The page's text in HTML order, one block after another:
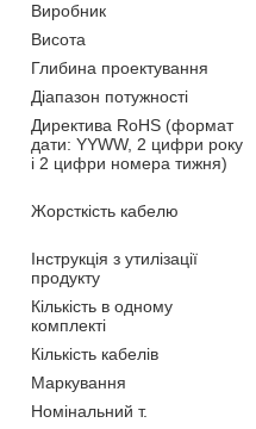
Виробник
Висота
Глибина проектування
Діапазон потужності
Директива RoHS (формат
дати: YYWW, 2 цифри року
і 2 цифри номера тижня)
Жорсткість кабелю
Інструкція з утилізації
продукту
Кількість в одному
комплекті
Кількість кабелів
Маркування
Номінальний т.